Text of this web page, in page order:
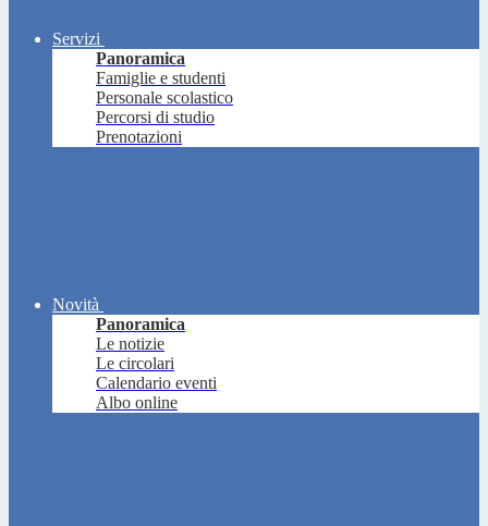
Servizi
Panoramica
Famiglie e studenti
Personale scolastico
Percorsi di studio
Prenotazioni
Novità
Panoramica
Le notizie
Le circolari
Calendario eventi
Albo online